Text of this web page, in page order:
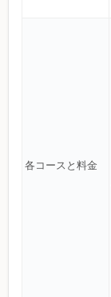
各コースと料金